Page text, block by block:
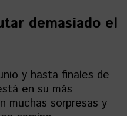
demasiado el
y hasta finales de
en su más
muchas sorpresas y